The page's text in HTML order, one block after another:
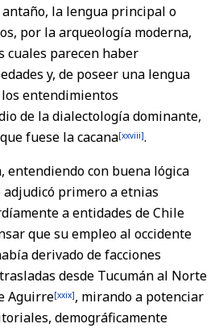
la lengua principal o
por la arqueología moderna,
cuales parecen haber
y, de poseer una lengua
entendimientos
de la dialectología dominante,
fuese la cacana[xxviii].
entendiendo con buena lógica
primero a etnias
a entidades de Chile
que su empleo al occidente
derivado de facciones
desde Tucumán al Norte
Aguirre[xxix], mirando a potenciar
demográficamente